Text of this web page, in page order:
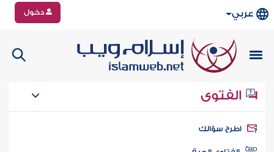
عربي دخول
الفتوى
سؤالك